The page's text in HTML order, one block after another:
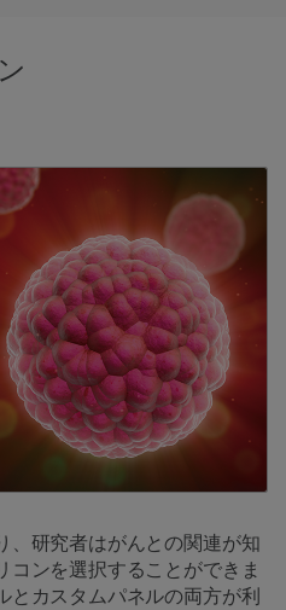
、研究者はがんとの関連が知
コンを選択することができま
カスタムパネルの両方が利